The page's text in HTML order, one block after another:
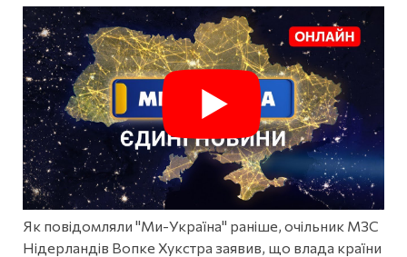
Як повідомляли "Ми-Україна" раніше, очільник МЗС
Нідерландів Вопке Хукстра заявив, що влада країни